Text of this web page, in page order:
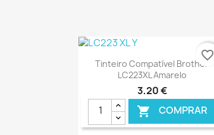
Ver+
Tinteiro Compatível Brother
LC223XL Amarelo
3,20 €
 COMPRAR
favorite_border